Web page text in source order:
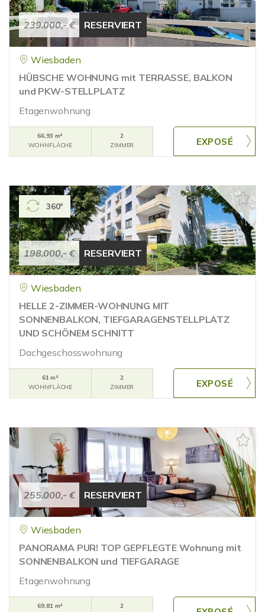
239.000,- € RESERVIERT
Wiesbaden
HÜBSCHE WOHNUNG mit TERRASSE, BALKON
und PKW-STELLPLATZ
Etagenwohnung
66,93 m²
WOHNFLÄCHE
2
ZIMMER
198.000,- € RESERVIERT
360°
Wiesbaden
HELLE 2-ZIMMER-WOHNUNG MIT
SONNENBALKON, TIEFGARAGENSTELLPLATZ
UND SCHÖNEM SCHNITT
Dachgeschosswohnung
61 m²
WOHNFLÄCHE
2
ZIMMER
255.000,- € RESERVIERT
Wiesbaden
PANORAMA PUR! TOP GEPFLEGTE Wohnung mit
SONNENBALKON und TIEFGARAGE
Etagenwohnung
69,81 m²
2